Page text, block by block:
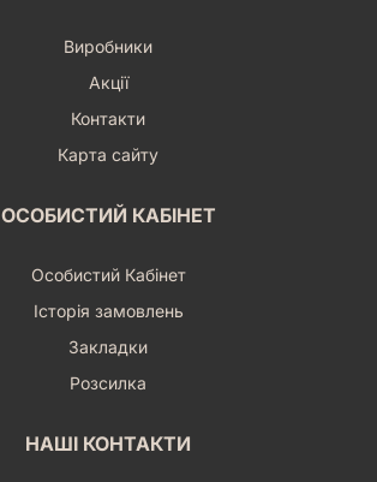
Виробники
Акції
Контакти
Карта сайту
ОСОБИСТИЙ КАБІНЕТ
Особистий Кабінет
Історія замовлень
Закладки
Розсилка
НАШІ КОНТАКТИ